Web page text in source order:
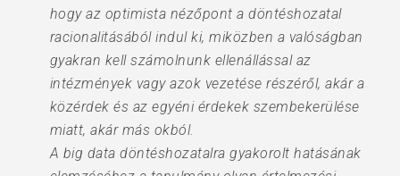
hogy az optimista nézőpont a döntéshozatal
racionalitásából indul ki, miközben a valóságban
gyakran kell számolnunk ellenállással az
intézmények vagy azok vezetése részéről, akár a
közérdek és az egyéni érdekek szembekerülése
miatt, akár más okból.
A big data döntéshozatalra gyakorolt hatásának